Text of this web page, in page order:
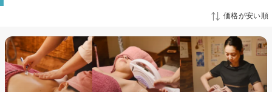
価格が安い順